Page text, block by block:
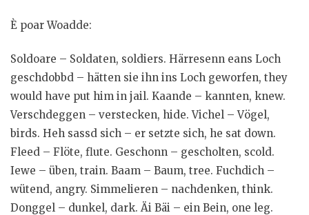
È poar Woadde:
Soldoare – Soldaten, soldiers. Härresenn eans Loch
geschdobbd – hätten sie ihn ins Loch geworfen, they
would have put him in jail. Kaande – kannten, knew.
Verschdeggen – verstecken, hide. Vichel – Vögel,
birds. Heh sassd sich – er setzte sich, he sat down.
Fleed – Flöte, flute. Geschonn – gescholten, scold.
Iewe – üben, train. Baam – Baum, tree. Fuchdich –
wütend, angry. Simmelieren – nachdenken, think.
Donggel – dunkel, dark. Äi Bäi – ein Bein, one leg.